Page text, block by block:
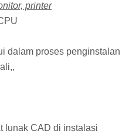
printer
dalam proses penginstalan
lunak CAD di instalasi